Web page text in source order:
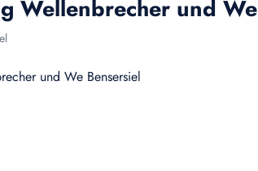
Wellenbrecher und We